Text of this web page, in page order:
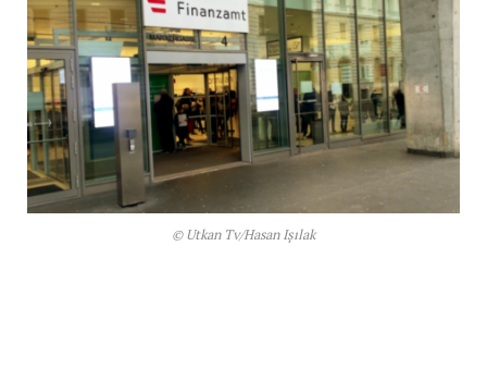
© Utkan Tv/Hasan Işılak